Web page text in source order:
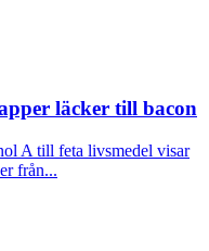
läcker till bacon
A till feta livsmedel visar
från...